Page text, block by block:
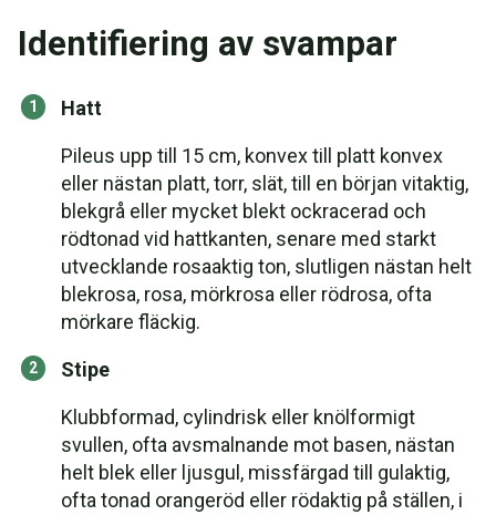
Identifiering av svampar
Hatt
Pileus upp till 15 cm, konvex till platt konvex
eller nästan platt, torr, slät, till en början vitaktig,
blekgrå eller mycket blekt ockracerad och
rödtonad vid hattkanten, senare med starkt
utvecklande rosaaktig ton, slutligen nästan helt
blekrosa, rosa, mörkrosa eller rödrosa, ofta
mörkare fläckig.
Stipe
Klubbformad, cylindrisk eller knölformigt
svullen, ofta avsmalnande mot basen, nästan
helt blek eller ljusgul, missfärgad till gulaktig,
ofta tonad orangeröd eller rödaktig på ställen, i